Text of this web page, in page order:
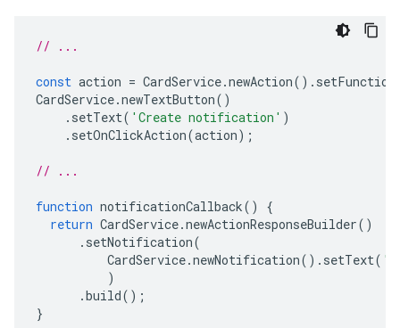
// ...
const action = CardService.newAction().
CardService.newTextButton()
. setText( 'Create notification' )
. setOnClickAction(action);
// ...
function notificationCallback()
{
return CardService.newActionResponseBuilder()
. setNotification(
CardService.newNotification(). setText(
)
.build();
}